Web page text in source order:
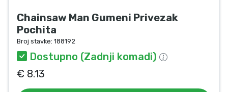
Chainsaw Man Gumeni Privezak
Pochita
Broj stavke: 188192
Dostupno (Zadnji komadi)
€ 8.13
Sportski proizvodi
Glazbeni proizvodi
Vrste proizvoda